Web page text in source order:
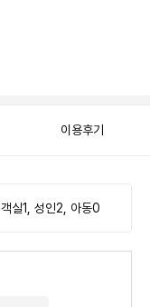
이용후기
객실1, 성인2, 아동0